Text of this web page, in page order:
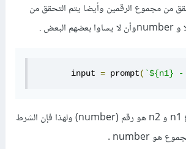
من مجموع الرقمين وأيضا يتم التحقق من
       input
= prompt( `${n1} -
وهنا لو لاحظت الدالة prompt تعيد الناتج كنص "string" ولكن مجموع n1 و n2 هو رقم (number) ولهذا فإن الشرط